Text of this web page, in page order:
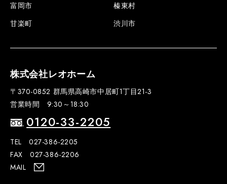
富岡市
甘楽町
榛東村
渋川市
株式会社レオホーム
〒370-0852 群馬県高崎市中居町1丁目21-3
営業時間 9:30～18:30
0120-33-2205
TEL 027-386-2205
FAX 027-386-2206
MAIL